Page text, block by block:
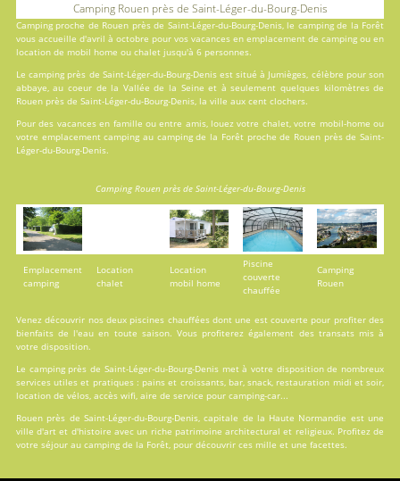
Camping Rouen près de Saint-Léger-du-Bourg-Denis
Camping proche de Rouen près de Saint-Léger-du-Bourg-Denis, le camping de la Forêt
vous accueille d'avril à octobre pour vos vacances enemplacement de camping ou en
locationde mobil home ou chalet jusqu'à 6 personnes.
Le camping près de Saint-Léger-du-Bourg-Denis est situé à Jumièges, célèbre pour son
abbaye, au coeur de la Vallée de la Seine et à seulement quelques kilomètres de
Rouen près de Saint-Léger-du-Bourg-Denis, la ville aux cent clochers.
Pour des vacances en famille ou entre amis, louez votre chalet, votre mobil-home ou
votre emplacement camping au camping de la Forêt proche de Rouen près de Saint-
Léger-du-Bourg-Denis.
Camping Rouen près de Saint-Léger-du-Bourg-Denis
Emplacement
camping
Location
chalet
Location
mobil home
Piscine
couverte
chauffée
Camping
Rouen
Venez découvrir nos deux piscines chauffées dont une est couverte pour profiter des
bienfaits de l'eau en toute saison. Vous profiterez également des transats mis à
votre disposition.
Le camping près de Saint-Léger-du-Bourg-Denis met à votre disposition de nombreux
services utiles et pratiques : pains et croissants, bar, snack, restauration midi et soir,
location de vélos, accès wifi, aire de service pour camping-car...
Rouen près de Saint-Léger-du-Bourg-Denis, capitale de la Haute Normandie est une
ville d'art et d'histoire avec un riche patrimoine architectural et religieux. Profitez de
votre séjour au camping de la Forêt, pour découvrir ces mille et une facettes.